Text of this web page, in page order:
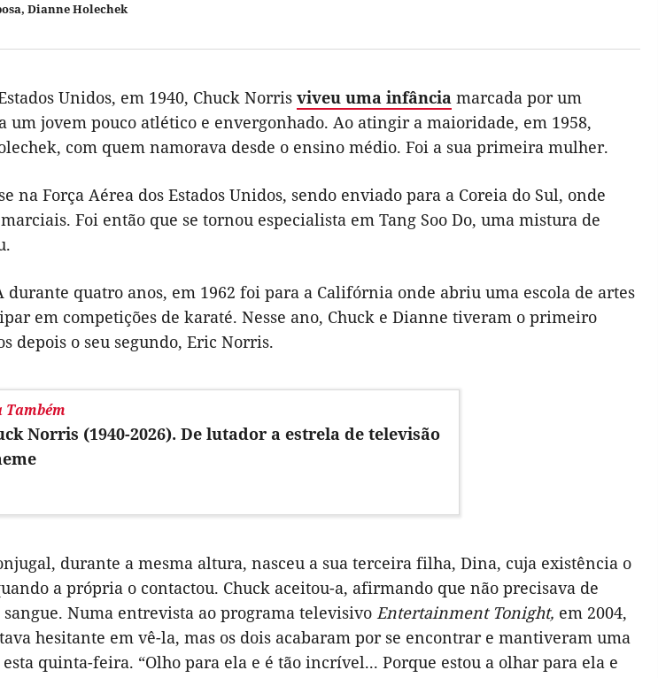
Dianne Holechek
Unidos, em 1940, Chuck Norris viveu uma infância marcada por um
um jovem pouco atlético e envergonhado. Ao atingir a maioridade, em 1958,
com quem namorava desde o ensino médio. Foi a sua primeira mulher.
na Força Aérea dos Estados Unidos, sendo enviado para a Coreia do Sul, onde
Foi então que se tornou especialista em Tang Soo Do, uma mistura de
durante quatro anos, em 1962 foi para a Califórnia onde abriu uma escola de artes
em competições de karaté. Nesse ano, Chuck e Dianne tiveram o primeiro
depois o seu segundo, Eric Norris.
Também
Norris (1940-2026). De lutador a estrela de televisão
durante a mesma altura, nasceu a sua terceira filha, Dina, cuja existência o
a própria o contactou. Chuck aceitou-a, afirmando que não precisava de
sangue. Numa entrevista ao programa televisivo Entertainment Tonight, em 2004,
hesitante em vê-la, mas os dois acabaram por se encontrar e mantiveram uma
quinta-feira. “Olho para ela e é tão incrível... Porque estou a olhar para ela e